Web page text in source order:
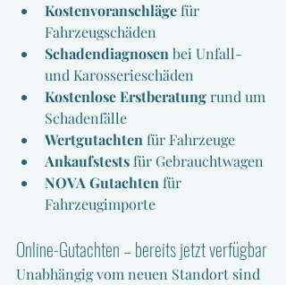
Kostenvoranschläge für
Fahrzeugschäden
Schadendiagnosen bei Unfall-
und Karosserieschäden
Kostenlose Erstberatung rund um
Schadenfälle
Wertgutachten für Fahrzeuge
Ankaufstests für Gebrauchtwagen
NOVA Gutachten für
Fahrzeugimporte
Online-Gutachten – bereits jetzt verfügbar
Unabhängig vom neuen Standort sind